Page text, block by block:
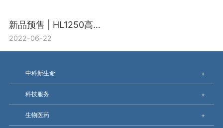
新品预售 | HL1250高通量靶向脂质组-精准定量上千个脂质
2022-06-22
中科新生命 +
科技服务 +
生物医药 +